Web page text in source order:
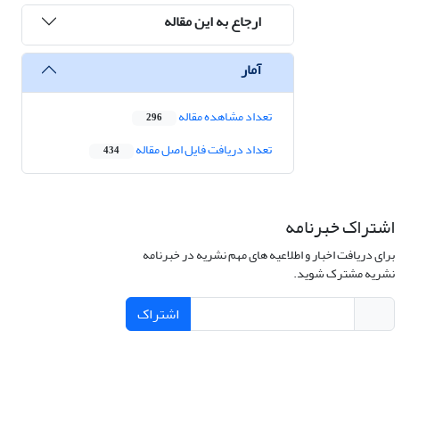
ارجاع به این مقاله
آمار
تعداد مشاهده مقاله 296
تعداد دریافت فایل اصل مقاله 434
اشتراک خبرنامه
برای دریافت اخبار و اطلاعیه های مهم نشریه در خبرنامه
نشریه مشترک شوید.
اشتراک